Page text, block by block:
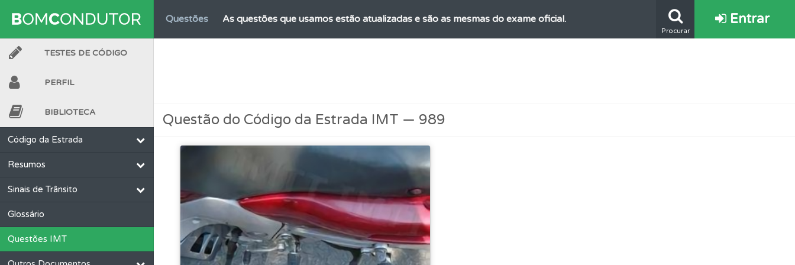
Questões As questões que usamos estão atualizadas e são as mesmas do exame oficial.
Veja os temas onde tem mais dificuldades no seu perfil.
Saiba no seu perfil se já está preparado para ir a exame.
Testemunhos Veja os testemunhos dos nossos utilizadores e deixe o seu!
Procurar
Entrar
TESTES DE CÓDIGO
PERFIL
BIBLIOTECA
Código da Estrada
Resumos
Sinais de Trânsito
Glossário
Questões IMT
Questão do Código da Estrada IMT — 989